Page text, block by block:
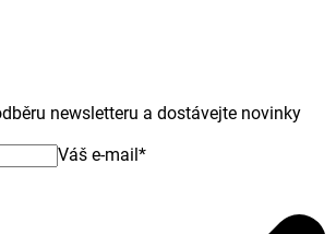
newsletteru a dostávejte novinky
Váš e-mail*